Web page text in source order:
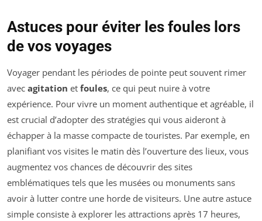
Astuces pour éviter les foules lors
de vos voyages
Voyager pendant les périodes de pointe peut souvent rimer
avec agitation et foules, ce qui peut nuire à votre
expérience. Pour vivre un moment authentique et agréable, il
est crucial d’adopter des stratégies qui vous aideront à
échapper à la masse compacte de touristes. Par exemple, en
planifiant vos visites le matin dès l’ouverture des lieux, vous
augmentez vos chances de découvrir des sites
emblématiques tels que les musées ou monuments sans
avoir à lutter contre une horde de visiteurs. Une autre astuce
simple consiste à explorer les attractions après 17 heures,